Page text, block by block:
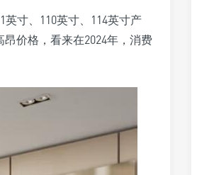
寸、110英寸、114英寸产
价格，看来在2024年，消费